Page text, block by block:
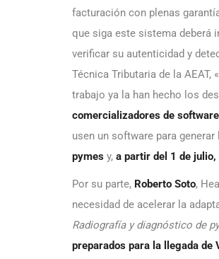
facturación con plenas
que siga este sistema deberá
verificar su autenticidad y
Técnica Tributaria de la
trabajo ya la han hecho los
comercializadores de software
usen un software para
pymes y, a partir del 1 de
Por su parte, Roberto Soto,
necesidad de acelerar la
Radiografía y diagnóstico de
preparados para la llegada de